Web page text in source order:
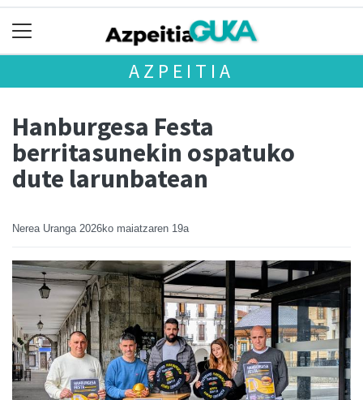
AZPEITIA
Hanburgesa Festa
berritasunekin ospatuko
dute larunbatean
Nerea Uranga 2026ko maiatzaren 19a